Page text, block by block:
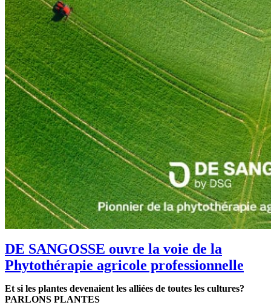
DE SANGOSSE ouvre la voie de la
Phytothérapie agricole professionnelle
Et si les plantes devenaient les alliées de toutes les cultures?
PARLONS PLANTES